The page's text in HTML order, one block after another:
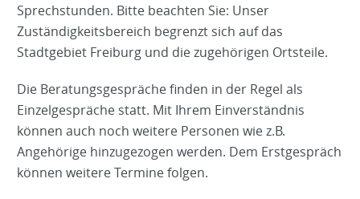
Sprechstunden. Bitte beachten Sie: Unser
Zuständigkeitsbereich begrenzt sich auf das
Stadtgebiet Freiburg und die zugehörigen Ortsteile.
Die Beratungsgespräche finden in der Regel als
Einzelgespräche statt. Mit Ihrem Einverständnis
können auch noch weitere Personen wie z.B.
Angehörige hinzugezogen werden. Dem Erstgespräch
können weitere Termine folgen.